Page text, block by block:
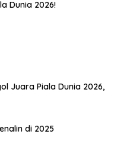
Dunia 2026!
Juara Piala Dunia 2026,
di 2025